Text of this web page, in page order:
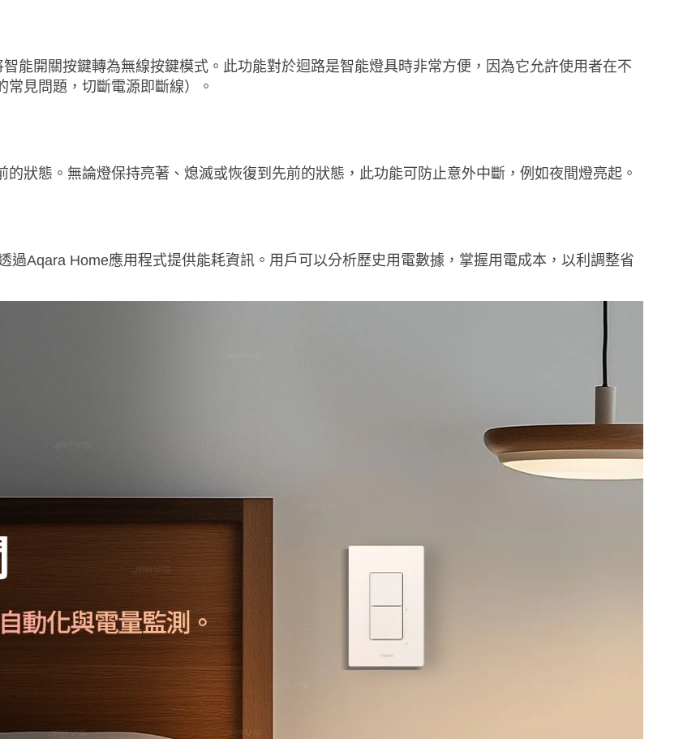
能開關按鍵轉為無線按鍵模式。此功能對於迴路是智能燈具時非常方便，因為它允許使用者在不
見問題，切斷電源即斷線）。
狀態。無論燈保持亮著、熄滅或恢復到先前的狀態，此功能可防止意外中斷，例如夜間燈亮起。
過Aqara Home應用程式提供能耗資訊。用戶可以分析歷史用電數據，掌握用電成本，以利調整省